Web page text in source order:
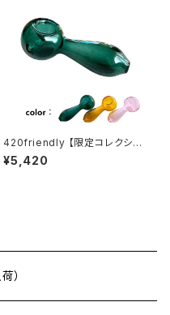
420friendly 【限定コレクショ
ン】EG ESSENTIALS スプーン
型 ガラスパイプ
¥5,420
）